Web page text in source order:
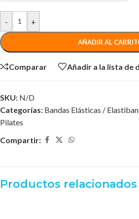
- +
AÑADIR AL
Comparar Añadir a la lista de
SKU: N/D
Categorías: Bandas Elásticas /
Pilates
Compartir:
Productos relacionados